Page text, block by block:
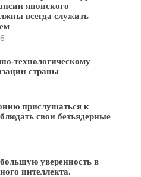
японского
всегда служить
технологическому
страны
прислушаться к
свои безъядерные
уверенность в
интеллекта.